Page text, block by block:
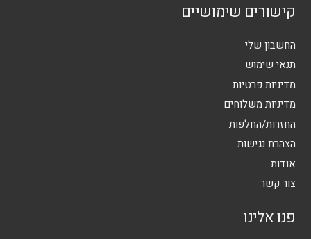
קישורים שימושיים
החשבון שלי
תנאי שימוש
מדיניות פרטיות
מדיניות משלוחים
החזרות/החלפות
הצהרת נגישות
אודות
צור קשר
פנו אלינו